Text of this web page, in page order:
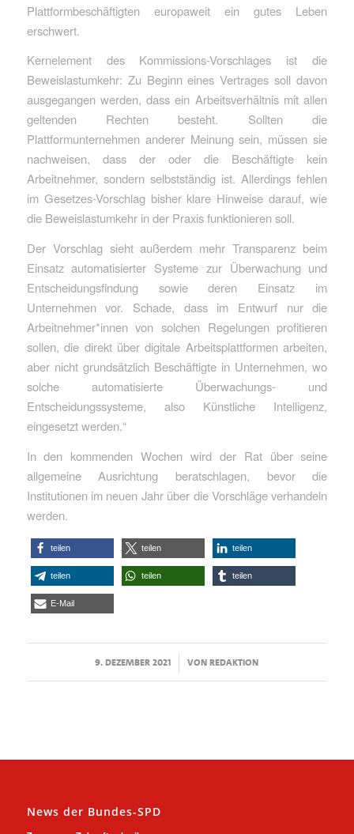
Plattformbeschäftigten europaweit ein gutes Leben
erschwert.
Kernelement des Kommissions-Vorschlages ist die
Beweislastumkehr: Zu Beginn eines Vertrages soll davon
ausgegangen werden, dass ein Arbeitsverhältnis mit allen
geltenden Rechten besteht. Sollten die
Plattformunternehmen anderer Meinung sein, müssen sie
nachweisen, dass der oder die Beschäftigte kein
Arbeitnehmer, sondern selbstständig ist. Allerdings fehlen
im Gesetzes-Vorschlag bisher klare Hinweise darauf, wie
die Beweislastumkehr in der Praxis funktionieren soll.
Der Vorschlag sieht außerdem mehr Transparenz beim
Einsatz automatisierter Systeme zur Überwachung und
Entscheidungsfindung sowie deren Einsatz im
Unternehmen vor. Schade, dass im Entwurf nur die
Arbeitnehmer*innen von solchen Regelungen profitieren
sollen, die direkt über digitale Arbeitsplattformen arbeiten,
aber nicht grundsätzlich Beschäftigte in Unternehmen, wo
solche automatisierte Überwachungs- und
Entscheidungssysteme, also Künstliche Intelligenz,
eingesetzt werden.“
In den kommenden Wochen wird der Rat über seine
allgemeine Ausrichtung beratschlagen, bevor die
Institutionen im neuen Jahr über die Vorschläge verhandeln
werden.
teilen teilen teilen
teilen teilen teilen
E-Mail
9. DEZEMBER 2021
/ VONREDAKTION
News der Bundes-SPD